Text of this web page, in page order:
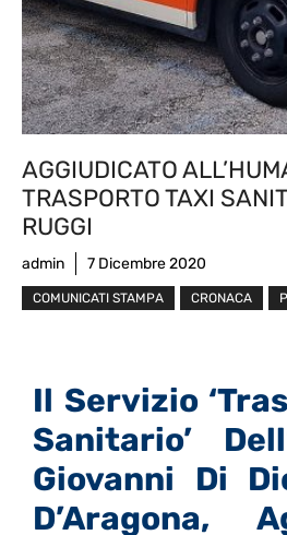
AGGIUDICATO
TRASPORTO TAXI
RUGGI
admin 7 Dicembre 2020
COMUNICATI STAMPA CRONACA
Il Servizio
Sanitario’
Giovanni Di
D’Aragona,